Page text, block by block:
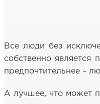
Все люди без
собственно
предпочтительнее –
А лучшее, что может